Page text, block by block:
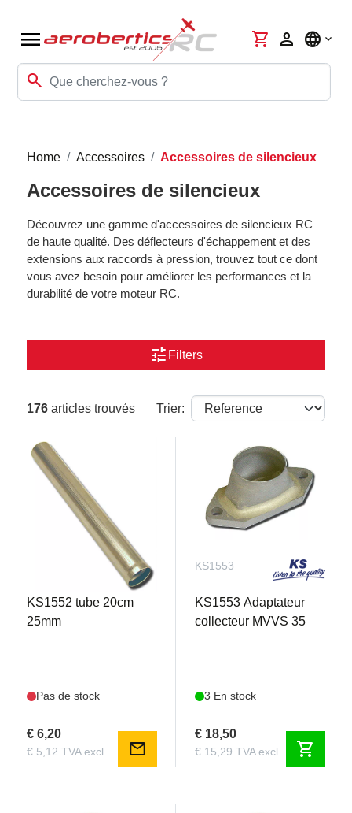
menu
search
shopping_cart person language
Home Accessoires Accessoires de silencieux
Accessoires de silencieux
Découvrez une gamme d'accessoires de silencieux RC
de haute qualité. Des déflecteurs d'échappement et des
extensions aux raccords à pression, trouvez tout ce dont
vous avez besoin pour améliorer les performances et la
durabilité de votre moteur RC.
tune Filters
176 articles trouvés Trier:
KS1552 tube 20cm
25mm
Pas de stock
€ 6,20
€ 5,12 TVA excl. mail
KS1553
KS1553 Adaptateur
collecteur MVVS 35
3 En stock
€ 18,50
€ 15,29 TVA excl. shopping_cart